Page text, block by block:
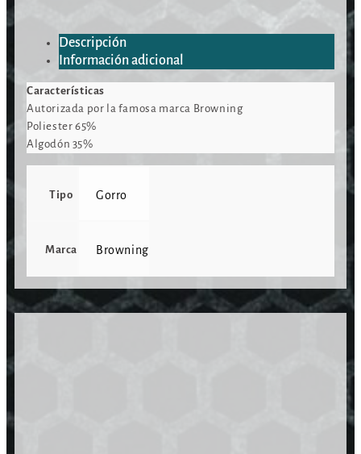
Descripción
Información adicional
Características
Autorizada por la famosa marca Browning
Poliester 65%
Algodón 35%
Tipo Gorro
Marca Browning